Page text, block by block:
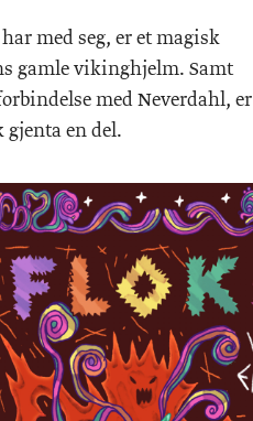
med seg, er et magisk
gamle vikinghjelm. Samt
med Neverdahl, er
en del.